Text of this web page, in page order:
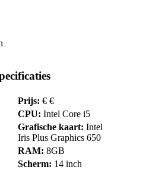
Prijs: € €
CPU: Intel Core i5
Grafische kaart: Intel
Iris Plus Graphics 650
RAM: 8GB
Scherm: 14 inch